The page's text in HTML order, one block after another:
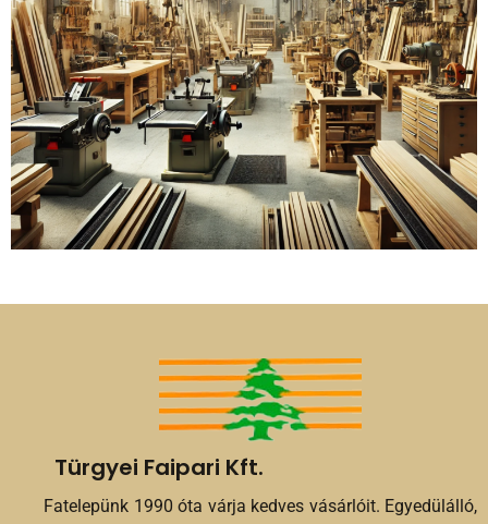
Türgyei Faipari Kft.
Fatelepünk 1990 óta várja kedves vásárlóit. Egyedülálló,